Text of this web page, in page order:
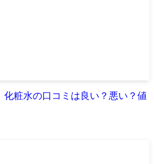
化粧水の口コミは良い？悪い？値